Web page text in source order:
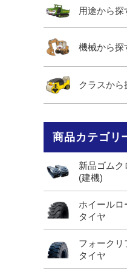
用途から探
機械から探
クラスから
商品カテゴリ
新品ゴムク
(建機)
ホイールロ
タイヤ
フォークリ
タイヤ